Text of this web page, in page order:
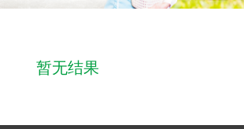
暂无结果